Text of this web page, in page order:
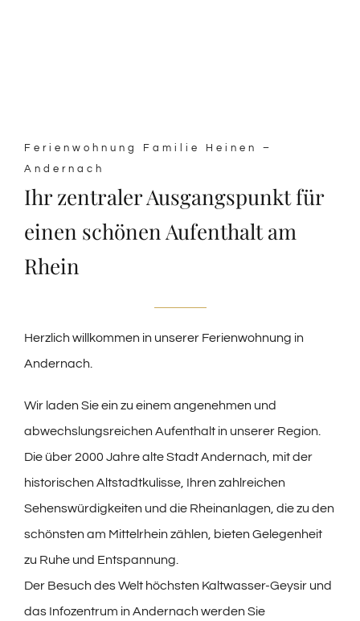
Ferienwohnung Familie Heinen –
Andernach
Ihr zentraler Ausgangspunkt für
einen schönen Aufenthalt am
Rhein
Herzlich willkommen in unserer Ferienwohnung in
Andernach.
Wir laden Sie ein zu einem angenehmen und
abwechslungsreichen Aufenthalt in unserer Region.
Die über 2000 Jahre alte Stadt Andernach, mit der
historischen Altstadtkulisse, Ihren zahlreichen
Sehenswürdigkeiten und die Rheinanlagen, die zu den
schönsten am Mittelrhein zählen, bieten Gelegenheit
zu Ruhe und Entspannung.
Der Besuch des Welt höchsten Kaltwasser-Geysir und
das Infozentrum in Andernach werden Sie